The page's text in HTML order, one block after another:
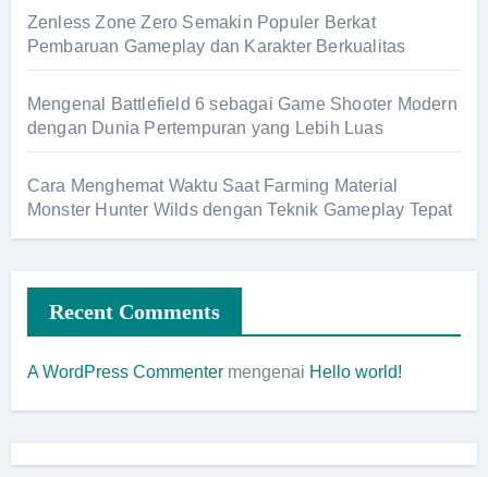
Zenless Zone Zero Semakin Populer Berkat
Pembaruan Gameplay dan Karakter Berkualitas
Mengenal Battlefield 6 sebagai Game Shooter Modern
dengan Dunia Pertempuran yang Lebih Luas
Cara Menghemat Waktu Saat Farming Material
Monster Hunter Wilds dengan Teknik Gameplay Tepat
Recent Comments
A WordPress Commentermengenai Hello world!